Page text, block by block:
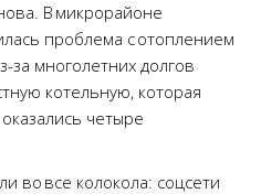
В микрорайоне
проблема с отоплением
за многолетних долгов
котельную, которая
четыре
во все колокола: соцсети